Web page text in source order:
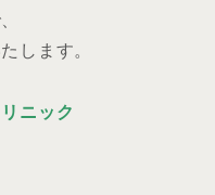
します。
ニック